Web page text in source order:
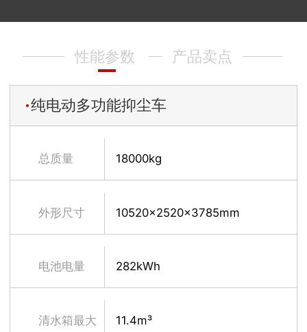
性能参数 产品卖点
纯电动多功能抑尘车
总质量 18000kg
外形尺寸 10520x2520x3785mm
电池电量 282kWh
清水箱最大 11.4m³